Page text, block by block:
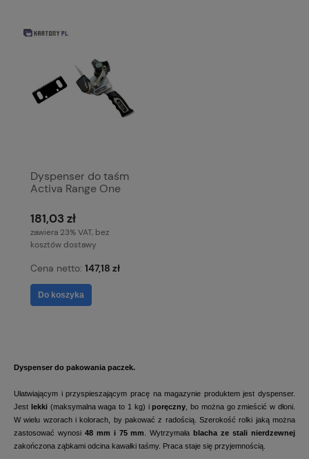
Dyspenser do taśm
Activa Range One
181,03 zł
zawiera 23% VAT, bez
kosztów dostawy
Cena netto: 147,18 zł
Do koszyka
Dyspenser do pakowania paczek.
Ułatwiającym i przyspieszającym pracę na magazynie produktem jest dyspenser.
Jest lekki(maksymalna waga to 1 kg) iporęczny , bo można go zmieścić w dłoni.
W wielu wzorach i kolorach, by pakować z radością. Szerokość rolki jaką można
zastosować wynosi 48 mm i 75 mm . Wytrzymała blacha ze stali nierdzewnej
zakończona ząbkami odcina kawałki taśmy. Praca staje się przyjemnością.